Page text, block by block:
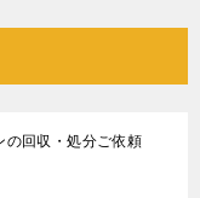
の回収・処分ご依頼